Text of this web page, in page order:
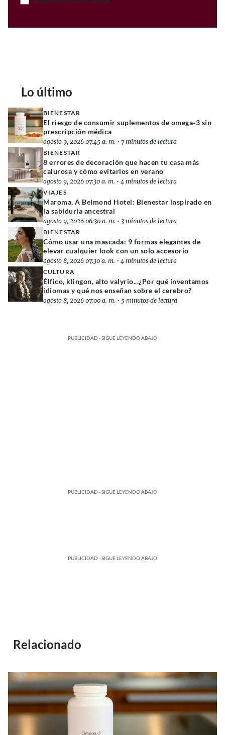
Lo último
BIENESTAR
El riesgo de consumir suplementos de omega‑3 sin
prescripción médica
agosto 9, 2026 07:45 a. m. • 7 minutos de lectura
BIENESTAR
8 errores de decoración que hacen tu casa más
calurosa y cómo evitarlos en verano
agosto 9, 2026 07:30 a. m. • 4 minutos de lectura
VIAJES
Maroma, A Belmond Hotel: Bienestar inspirado en
la sabiduría ancestral
agosto 9, 2026 06:30 a. m. • 3 minutos de lectura
BIENESTAR
Cómo usar una mascada: 9 formas elegantes de
elevar cualquier look con un solo accesorio
agosto 8, 2026 07:30 a. m. • 4 minutos de lectura
CULTURA
Élfico, klingon, alto valyrio...¿Por qué inventamos
idiomas y qué nos enseñan sobre el cerebro?
agosto 8, 2026 07:00 a. m. • 5 minutos de lectura
PUBLICIDAD - SIGUE LEYENDO ABAJO
PUBLICIDAD - SIGUE LEYENDO ABAJO
PUBLICIDAD - SIGUE LEYENDO ABAJO
Relacionado